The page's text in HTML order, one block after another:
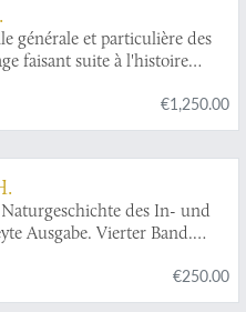
générale et particulière des
faisant suite à l'histoire
et mis dans un nouvel
avec des notes et des
€1,250.00
des In- und
Ausgabe. Vierter Band.
Insekten. Mit 29
€250.00